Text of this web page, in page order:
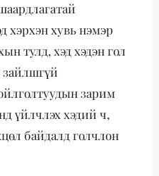
хэрхэн хувь нэмэр
тулд, хэд хэдэн гол
зайлшгүй
зарим
үйлчлэх хэдий ч,
байдалд голчлон